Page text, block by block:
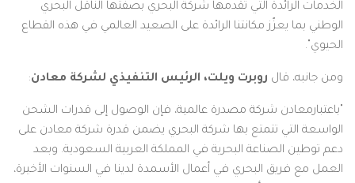
الخدمات الرائدة التي تقدمها شركة البحري بصفتها الناقل البحري
الوطني بما يعزّز مكانتنا الرائدة على الصعيد العالمي في هذه القطاع
الحيوي".
ومن جانبه، قال روبرت ويلت، الرئيس التنفيذي لشركة معادن:
"باعتبارمعادن شركة مصدرة عالمية، فإن الوصول إلى قدرات الشحن
الواسعة التي تتمتع بها شركة البحري يضمن قدرة شركة معادن على
دعم توطين الصناعة البحرية في المملكة العربية السعودية. وبعد
العمل مع فريق البحري في أعمال الأسمدة لدينا في السنوات الأخيرة،